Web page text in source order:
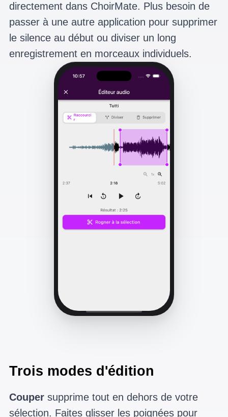
directement dans ChoirMate. Plus besoin de
passer à une autre application pour supprimer
le silence au début ou diviser un long
enregistrement en morceaux individuels.
Trois modes d'édition
Couper supprime tout en dehors de votre
sélection. Faites glisser les poignées pour